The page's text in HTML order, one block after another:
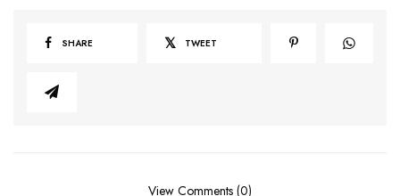
SHARE TWEET
View Comments (0)